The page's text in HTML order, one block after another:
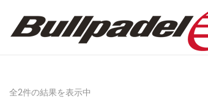
全2件の結果を表示中